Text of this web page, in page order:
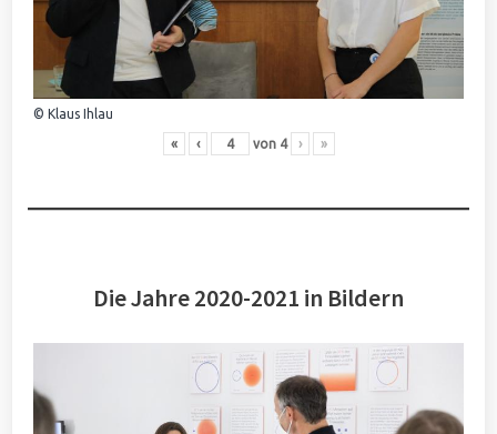
© Klaus Ihlau
« ‹ von 4 › »
Die Jahre 2020-2021 in Bildern